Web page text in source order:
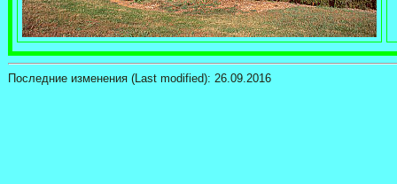
Последние изменения (Last modified): 26.09.2016